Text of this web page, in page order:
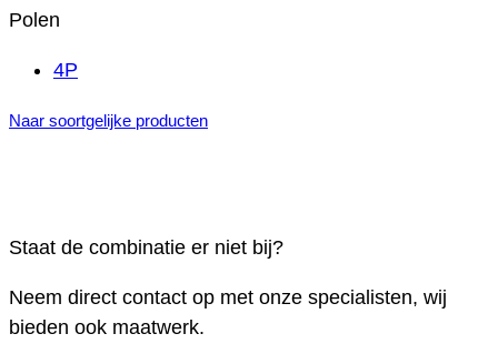
Polen
4P
Naar soortgelijke producten
Staat de combinatie er niet bij?
Neem direct contact op met onze specialisten, wij
bieden ook maatwerk.